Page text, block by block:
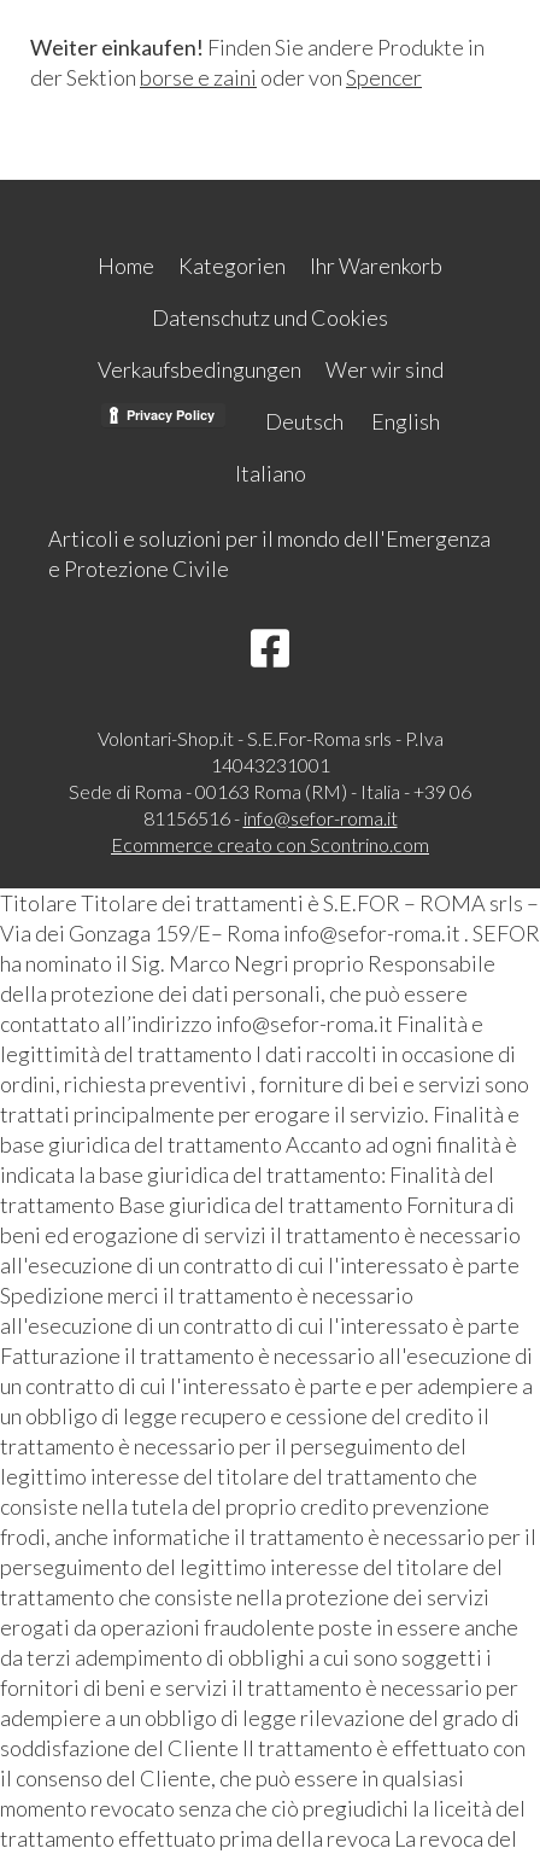
Weiter einkaufen! Finden Sie andere Produkte in
der Sektion borse e zaini oder vonSpencer
Home Kategorien
Ihr Warenkorb
Datenschutz und Cookies
Verkaufsbedingungen
Wer wir sind
Deutsch
English
Italiano
Articoli e soluzioni per il mondo dell'Emergenza
e Protezione Civile
Volontari-Shop.it - S.E.For-Roma srls - P.Iva
14043231001
Sede di Roma - 00163 Roma (RM) - Italia - +39 06
81156516 - info@sefor-roma.it
Ecommerce creato con Scontrino.com
Titolare Titolare dei trattamenti è S.E.FOR – ROMA srls –
Via dei Gonzaga 159/E– Roma info@sefor-roma.it . SEFOR
ha nominato il Sig. Marco Negri proprio Responsabile
della protezione dei dati personali, che può essere
contattato all’indirizzo info@sefor-roma.it Finalità e
legittimità del trattamento I dati raccolti in occasione di
ordini, richiesta preventivi , forniture di bei e servizi sono
trattati principalmente per erogare il servizio. Finalità e
base giuridica del trattamento Accanto ad ogni finalità è
indicata la base giuridica del trattamento: Finalità del
trattamento Base giuridica del trattamento Fornitura di
beni ed erogazione di servizi il trattamento è necessario
all'esecuzione di un contratto di cui l'interessato è parte
Spedizione merci il trattamento è necessario
all'esecuzione di un contratto di cui l'interessato è parte
Fatturazione il trattamento è necessario all'esecuzione di
un contratto di cui l'interessato è parte e per adempiere a
un obbligo di legge recupero e cessione del credito il
trattamento è necessario per il perseguimento del
legittimo interesse del titolare del trattamento che
consiste nella tutela del proprio credito prevenzione
frodi, anche informatiche il trattamento è necessario per il
perseguimento del legittimo interesse del titolare del
trattamento che consiste nella protezione dei servizi
erogati da operazioni fraudolente poste in essere anche
da terzi adempimento di obblighi a cui sono soggetti i
fornitori di beni e servizi il trattamento è necessario per
adempiere a un obbligo di legge rilevazione del grado di
soddisfazione del Cliente Il trattamento è effettuato con
il consenso del Cliente, che può essere in qualsiasi
momento revocato senza che ciò pregiudichi la liceità del
trattamento effettuato prima della revoca La revoca del